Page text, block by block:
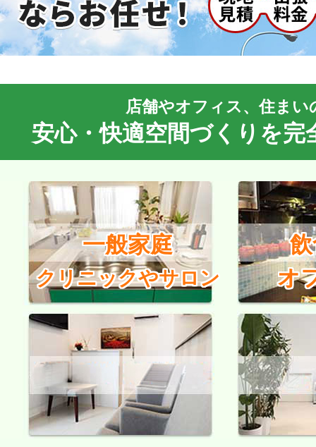
店舗やオフィス、住まい
安心・快適空間づくりを完
一般家庭
クリニックやサロン オ